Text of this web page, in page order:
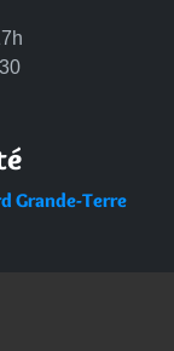
Grande-Terre